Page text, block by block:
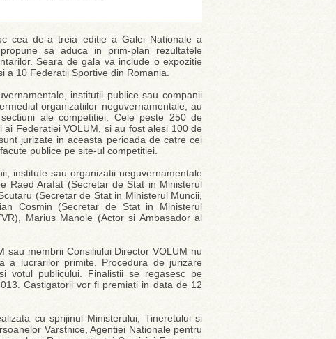
cea de-a treia editie a Galei Nationale a
sa aduca in prim-plan rezultatele
Seara de gala va include o expozitie
a 10 Federatii Sportive din Romania.
institutii publice sau companii
organizatiilor neguvernamentale, au
ale competitiei. Cele peste 250 de
Federatiei VOLUM, si au fost alesi 100 de
jurizate in aceasta perioada de catre cei
publice pe site-ul competitiei.
institute sau organizatii neguvernamentale
Raed Arafat (Secretar de Stat in Ministerul
(Secretar de Stat in Ministerul Muncii,
Cosmin (Secretar de Stat in Ministerul
Marius Manole (Actor si Ambasador al
sau membrii Consiliului Director VOLUM nu
a lucrarilor primite. Procedura de jurizare
votul publicului. Finalistii se regasesc pe
Castigatorii vor fi premiati in data de 12
cu sprijinul Ministerului, Tineretului si
Varstnice, Agentiei Nationale pentru